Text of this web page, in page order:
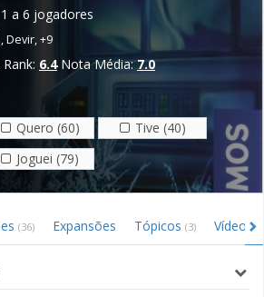
1 a 6 jogadores
,Devir,+9
6.4 Nota Média:7.0
Quero (60)
Tive (40)
Joguei (79)
(36) Expansões Tópicos (3) Vídeos